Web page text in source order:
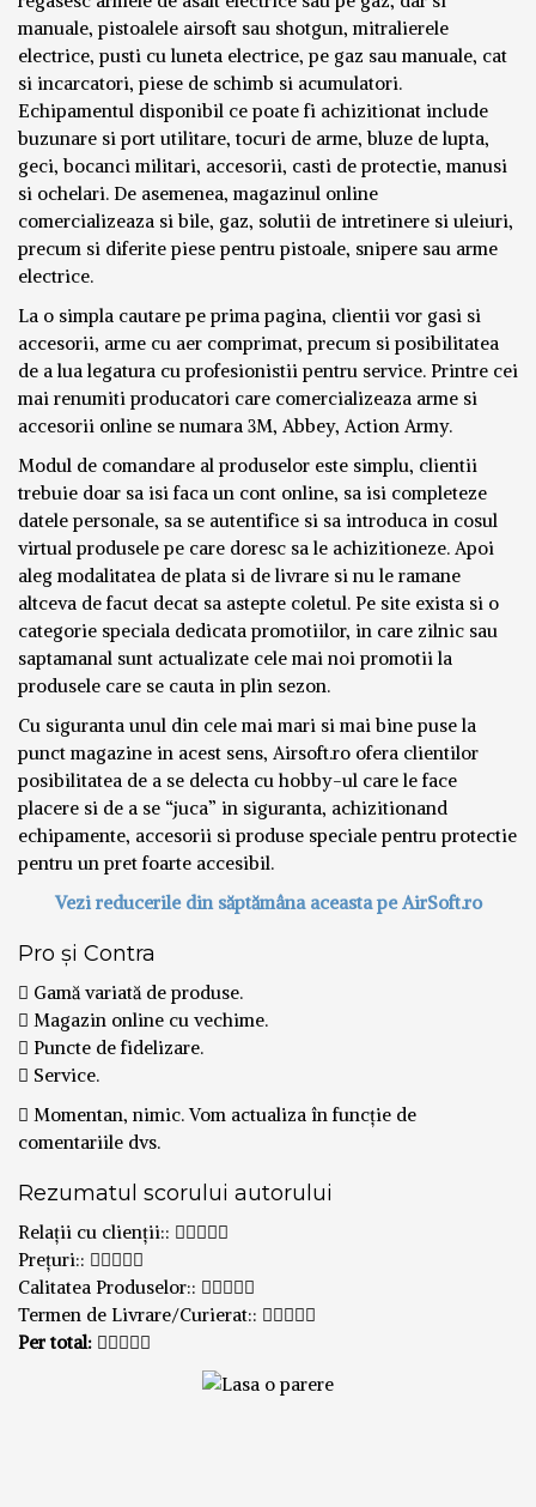
manuale, pistoalele airsoft sau shotgun, mitralierele
electrice, pusti cu luneta electrice, pe gaz sau manuale, cat
si incarcatori, piese de schimb si acumulatori.
Echipamentul disponibil ce poate fi achizitionat include
buzunare si port utilitare, tocuri de arme, bluze de lupta,
geci, bocanci militari, accesorii, casti de protectie, manusi
si ochelari. De asemenea, magazinul online
comercializeaza si bile, gaz, solutii de intretinere si uleiuri,
precum si diferite piese pentru pistoale, snipere sau arme
electrice.
La o simpla cautare pe prima pagina, clientii vor gasi si
accesorii, arme cu aer comprimat, precum si posibilitatea
de a lua legatura cu profesionistii pentru service. Printre cei
mai renumiti producatori care comercializeaza arme si
accesorii online se numara 3M, Abbey, Action Army.
Modul de comandare al produselor este simplu, clientii
trebuie doar sa isi faca un cont online, sa isi completeze
datele personale, sa se autentifice si sa introduca in cosul
virtual produsele pe care doresc sa le achizitioneze. Apoi
aleg modalitatea de plata si de livrare si nu le ramane
altceva de facut decat sa astepte coletul. Pe site exista si o
categorie speciala dedicata promotiilor, in care zilnic sau
saptamanal sunt actualizate cele mai noi promotii la
produsele care se cauta in plin sezon.
Cu siguranta unul din cele mai mari si mai bine puse la
punct magazine in acest sens, Airsoft.ro ofera clientilor
posibilitatea de a se delecta cu hobby-ul care le face
placere si de a se “juca” in siguranta, achizitionand
echipamente, accesorii si produse speciale pentru protectie
pentru un pret foarte accesibil.
Vezi reducerile din săptămâna aceasta pe AirSoft.ro
Pro și Contra
Gamă variată de produse.
Magazin online cu vechime.
Puncte de fidelizare.
Service.
Momentan, nimic. Vom actualiza în funcție de
comentariile dvs.
Rezumatul scorului autorului
Relații cu clienții::
Prețuri::
Calitatea Produselor::
Termen de Livrare/Curierat::
Per total: